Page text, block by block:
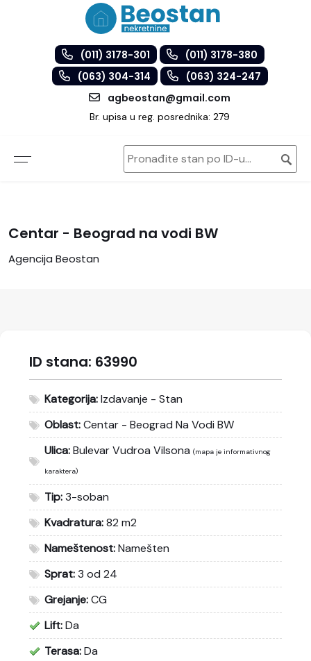
(011) 3178-301
(011) 3178-380
(063) 304-314
(063) 324-247
agbeostan@gmail.com
Br. upisa u reg. posrednika: 279
Centar - Beograd na vodi BW
Agencija Beostan
ID stana: 63990
Kategorija:Izdavanje - Stan
Oblast:Centar - Beograd Na Vodi BW
Ulica:Bulevar Vudroa Vilsona (mapa je informativnog
karaktera)
Tip:3-soban
Kvadratura:82 m2
Nameštenost:Namešten
Sprat:3 od 24
Grejanje:CG
Lift:Da
Terasa:Da